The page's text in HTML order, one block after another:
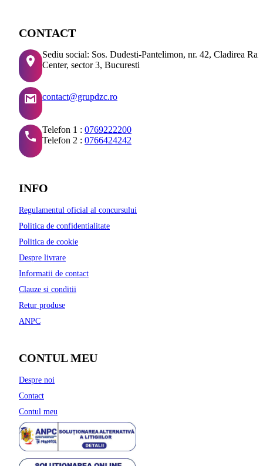
CONTACT
Sediu social: Sos. Dudesti-Pantelimon, nr. 42, Cladirea
Center, sector 3, Bucuresti
contact@grupdzc.ro
Telefon 1 : 0769222200
Telefon 2 : 0766424242
INFO
Regulamentul oficial al concursului
Politica de confidentialitate
Politica de cookie
Despre livrare
Informatii de contact
Clauze si conditii
Retur produse
ANPC
CONTUL MEU
Despre noi
Contact
Contul meu